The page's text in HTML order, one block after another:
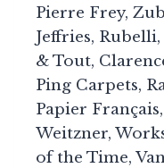
Pierre Frey,
Jeffries,
& Tout,
Ping Carpets,
Papier
Weitzner,
of the Time,